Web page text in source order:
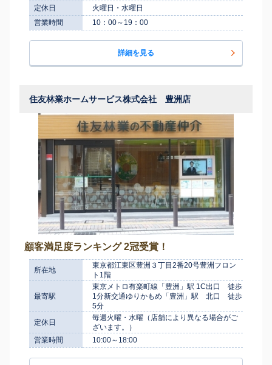
定休日
火曜日・水曜日
営業時間
10：00～19：00
詳細を見る
住友林業ホームサービス株式会社 豊洲店
顧客満足度ランキング 2冠受賞！
所在地
東京都江東区豊洲３丁目2番20号豊洲フロン
ト1階
最寄駅
東京メトロ有楽町線「豊洲」駅 1C出口 徒歩
1分新交通ゆりかもめ「豊洲」駅 北口 徒歩
5分
定休日
毎週火曜・水曜（店舗により異なる場合がご
ざいます。）
営業時間
10:00～18:00